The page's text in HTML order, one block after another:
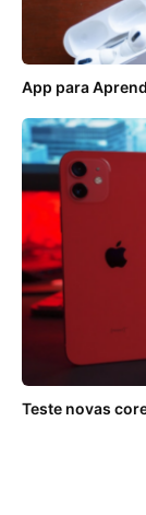
App para
Teste novas